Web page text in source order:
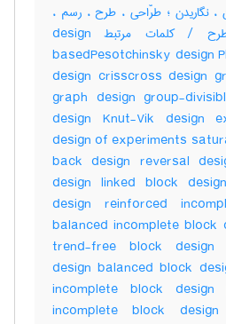
نگاریدن ؛ طرّاحی ، طرح ، رسم ،
نقشه ، طراحی ، طرح / کلمات مرتبط design
basedPesotchinsky design
design crisscross design
graph design group-
design Knut-Vik design
design of experiments
back design reversal
design linked block
design reinforced
balanced incomplete block
trend-free block design
design balanced block
incomplete block design
incomplete block